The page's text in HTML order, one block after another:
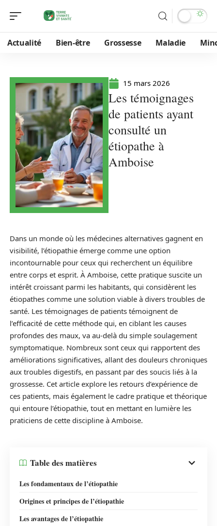
Actualité Bien-être Grossesse Maladie
15 mars 2026
Les témoignages
de patients ayant
consulté un
étiopathe à
Amboise
Dans un monde où les médecines alternatives gagnent en
visibilité, l’étiopathie émerge comme une option
incontournable pour ceux qui recherchent un équilibre
entre corps et esprit. À Amboise, cette pratique suscite un
intérêt croissant parmi les habitants, qui considèrent les
étiopathes comme une solution viable à divers troubles de
santé. Les témoignages de patients témoignent de
l’efficacité de cette méthode qui, en ciblant les causes
profondes des maux, va au-delà du simple soulagement
symptomatique. Nombreux sont ceux qui rapportent des
améliorations significatives, allant des douleurs chroniques
aux troubles digestifs, en passant par des soucis liés à la
grossesse. Cet article explore les retours d’expérience de
ces patients, mais également le cadre pratique et théorique
qui entoure l’étiopathie, tout en mettant en lumière les
praticiens de cette discipline à Amboise.
Table des matières
Les fondamentaux de l’étiopathie
Origines et principes de l’étiopathie
Les avantages de l’étiopathie